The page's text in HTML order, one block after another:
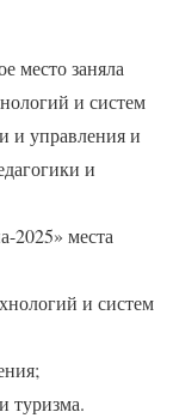
место заняла
и систем
и управления и
и
2025» места
и систем
туризма.